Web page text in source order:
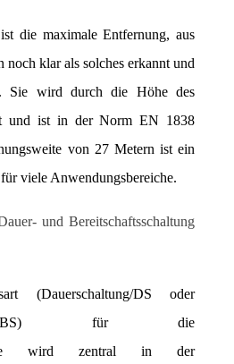
die maximale Entfernung, aus
noch klar als solches erkannt und
Sie wird durch die Höhe des
und ist in der Norm EN 1838
von 27 Metern ist ein
viele Anwendungsbereiche.
und Bereitschaftsschaltung
(Dauerschaltung/DS oder
BS) für die
wird zentral in der